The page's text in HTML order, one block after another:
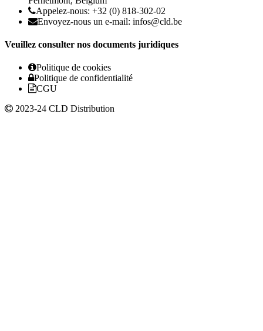
Appelez-nous: +32 (0) 818-302-02
Envoyez-nous un e-mail: infos@cld.be
Veuillez consulter nos documents juridiques
Politique de cookies
Politique de confidentialité
CGU
2023-24 CLD Distribution